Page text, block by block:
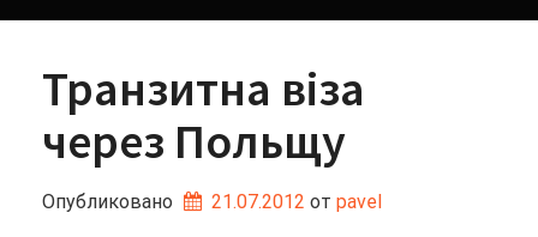
Транзитна віза
через Польщу
Опубликовано 21.07.2012 от pavel